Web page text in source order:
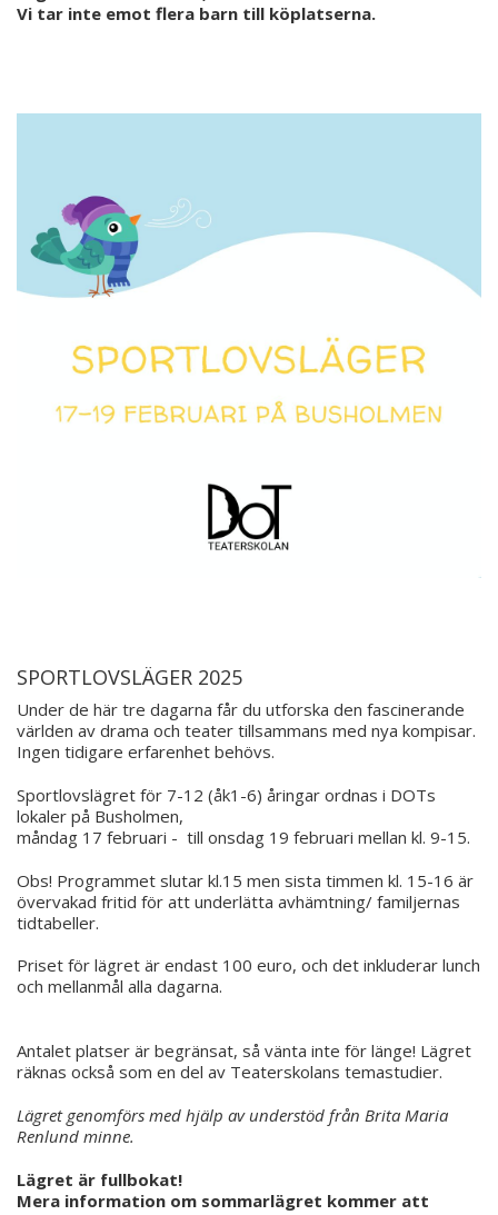
Vi tar inte emot flera barn till köplatserna.
SPORTLOVSLÄGER 2025
Under de här tre dagarna får du utforska den fascinerande
världen av drama och teater tillsammans med nya kompisar.
Ingen tidigare erfarenhet behövs.
Sportlovslägret för 7-12 (åk1-6) åringar ordnas i DOTs
lokaler på Busholmen,
måndag 17 februari - till onsdag 19 februari mellan kl. 9-15.
Obs! Programmet slutar kl.15 men sista timmen kl. 15-16 är
övervakad fritid för att underlätta avhämtning/ familjernas
tidtabeller.
Priset för lägret är endast 100 euro, och det inkluderar lunch
och mellanmål alla dagarna.
Antalet platser är begränsat, så vänta inte för länge! Lägret
räknas också som en del av Teaterskolans temastudier.
Lägret genomförs med hjälp av understöd från Brita Maria
Renlund minne.
Lägret är fullbokat!
Mera information om sommarlägret kommer att